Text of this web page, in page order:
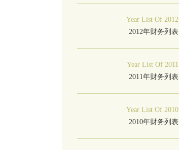
Year List Of 2012
2012年财务列表
Year List Of 2011
2011年财务列表
Year List Of 2010
2010年财务列表